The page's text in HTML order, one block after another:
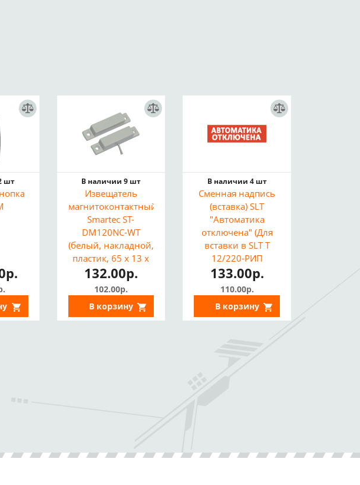
шт В наличии 9 шт
Извещатель
магнитоконтактный
Smartec ST-
DM120NC-WT
(белый, накладной,
пластик, 65 х 13 х
13 мм)
132.00р.
102.00р.
В корзину
В наличии 4 шт
Сменная надпись
(вставка) SLT
"Автоматика
отключена" (Для
вставки в SLT Т
12/220-РИП
ОСНОВА, Красный
фон)
133.00р.
110.00р.
В корзину